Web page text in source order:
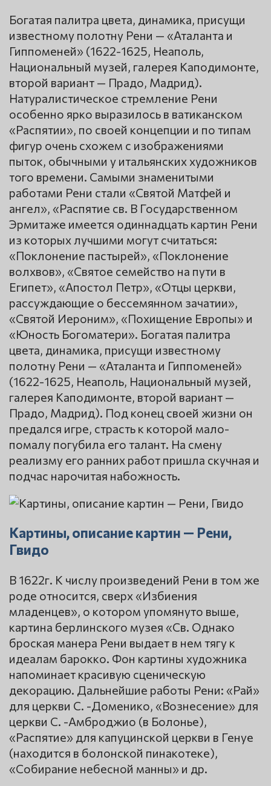
Богатая палитра цвета, динамика, присущи
известному полотну Рени — «Аталанта и
Гиппоменей» (1622-1625, Неаполь,
Национальный музей, галерея Каподимонте,
второй вариант — Прадо, Мадрид).
Натуралистическое стремление Рени
особенно ярко выразилось в ватиканском
«Распятии», по своей концепции и по типам
фигур очень схожем с изображениями
пыток, обычными у итальянских художников
того времени. Самыми знаменитыми
работами Рени стали «Святой Матфей и
ангел», «Распятие св. В Государственном
Эрмитаже имеется одиннадцать картин Рени
из которых лучшими могут считаться:
«Поклонение пастырей», «Поклонение
волхвов», «Святое семейство на пути в
Египет», «Апостол Петр», «Отцы церкви,
рассуждающие о бессемянном зачатии»,
«Святой Иероним», «Похищение Европы» и
«Юность Богоматери». Богатая палитра
цвета, динамика, присущи известному
полотну Рени — «Аталанта и Гиппоменей»
(1622-1625, Неаполь, Национальный музей,
галерея Каподимонте, второй вариант —
Прадо, Мадрид). Под конец своей жизни он
предался игре, страсть к которой мало-
помалу погубила его талант. На смену
реализму его ранних работ пришла скучная и
подчас нарочитая набожность.
Картины, описание картин — Рени,
Гвидо
В 1622г. К числу произведений Рени в том же
роде относится, сверх «Избиения
младенцев», о котором упомянуто выше,
картина берлинского музея «Св. Однако
броская манера Рени выдает в нем тягу к
идеалам барокко. Фон картины художника
напоминает красивую сценическую
декорацию. Дальнейшие работы Рени: «Рай»
для церкви С. -Доменико, «Вознесение» для
церкви С. -Амброджио (в Болонье),
«Распятие» для капуцинской церкви в Генуе
(находится в болонской пинакотеке),
«Собирание небесной манны» и др.